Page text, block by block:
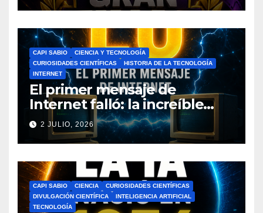
CAPI SABIO
CIENCIA Y TECNOLOGÍA
CURIOSIDADES CIENTÍFICAS
HISTORIA DE LA TECNOLOGÍA
INTERNET
El primer mensaje de
Internet falló: la increíble
historia de ARPANET que
cambió el mundo
2 JULIO, 2026
CAPI SABIO CIENCIA
CURIOSIDADES CIENTÍFICAS
DIVULGACIÓN CIENTÍFICA
INTELIGENCIA ARTIFICIAL
TECNOLOGÍA